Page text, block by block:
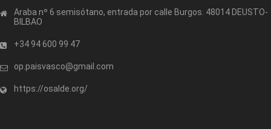
Araba nº 6 semisótano, entrada por calle Burgos. 48014 DEUSTO-
BILBAO
+34 94 600 99 47
op.paisvasco@gmail.com
https://osalde.org/